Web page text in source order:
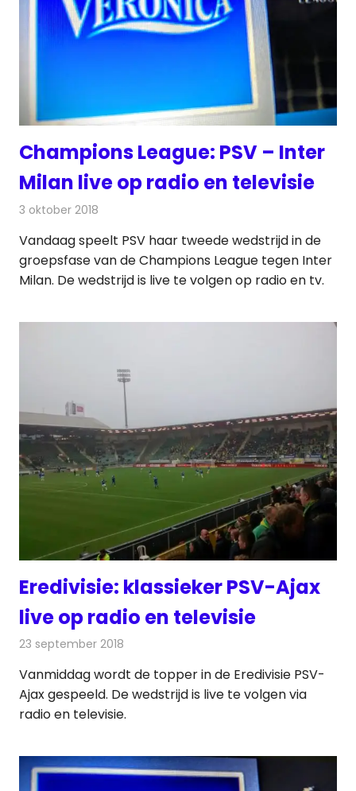
Champions League: PSV – Inter
Milan live op radio en televisie
3 oktober 2018
Vandaag speelt PSV haar tweede wedstrijd in de
groepsfase van de Champions League tegen Inter
Milan. De wedstrijd is live te volgen op radio en tv.
Eredivisie: klassieker PSV-Ajax
live op radio en televisie
23 september 2018
Vanmiddag wordt de topper in de Eredivisie PSV-
Ajax gespeeld. De wedstrijd is live te volgen via
radio en televisie.